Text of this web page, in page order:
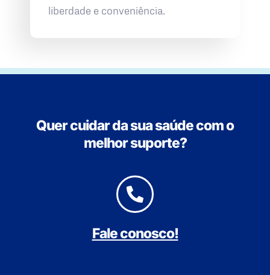
liberdade e conveniência.
Quer cuidar da sua saúde com o
melhor suporte?
Fale conosco!